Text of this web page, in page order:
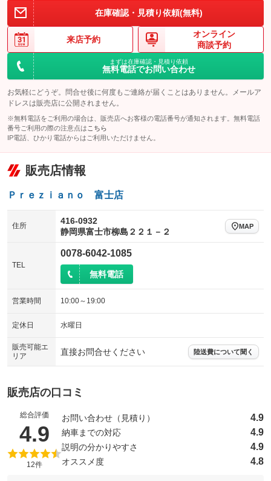
在庫確認・見積り依頼(無料)
来店予約
オンライン
商談予約
まずは在庫確認・見積り依頼
無料電話でお問い合わせ
お気軽にどうぞ。問合せ後に何度もご連絡が届くことはありません。メールア
ドレスは販売店に公開されません。
※無料電話をご利用の場合は、販売店へお客様の電話番号が通知されます。無料電話
番号ご利用の際の注意点は こちら
IP電話、ひかり電話からはご利用いただけません。
販売店情報
Ｐｒｅｚｉａｎｏ 富士店
住所
416-0932
静岡県富士市柳島２２１－２
MAP
TEL
0078-6042-1085
無料電話
営業時間 10:00～19:00
定休日 水曜日
販売可能エ
リア
直接お問合せください 陸送費について聞く
販売店の口コミ
総合評価
4.9 （5点満点中）
12件
お問い合わせ（見積り） 4.9
納車までの対応 4.9
説明の分かりやすさ 4.9
オススメ度 4.8